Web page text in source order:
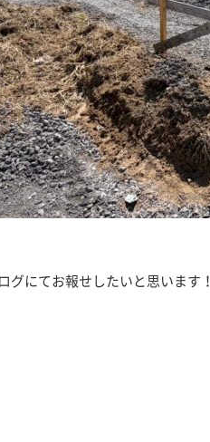
グにてお報せしたいと思います！